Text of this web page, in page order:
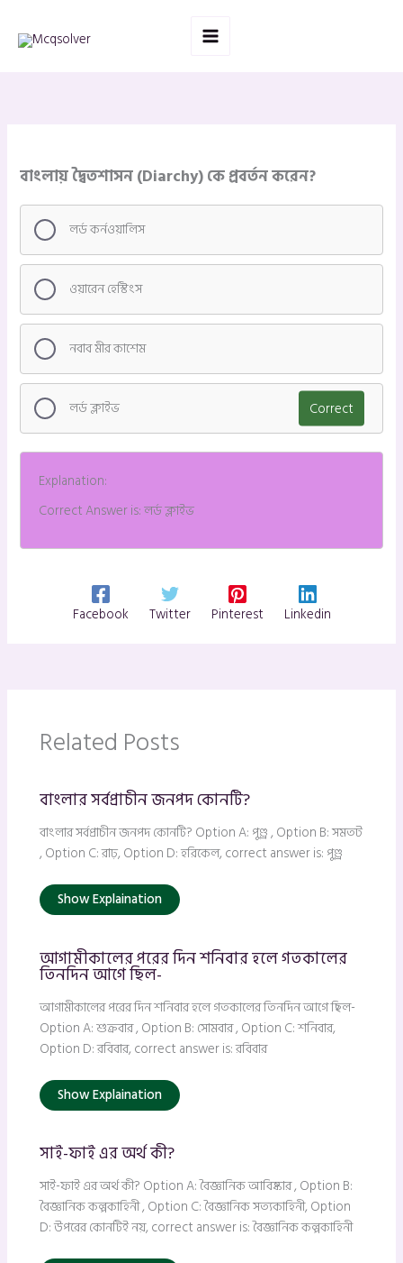
content
বাংলায় দ্বৈতশাসন (Diarchy) কে প্রবর্তন করেন?
লর্ড কর্নওয়ালিস
ওয়ারেন হেস্টিংস
নবাব মীর কাশেম
লর্ড ক্লাইভ Correct
Explanation:
Correct Answer is: লর্ড ক্লাইভ
Facebook Twitter Pinterest Linkedin
Related Posts
বাংলার সর্বপ্রাচীন জনপদ কোনটি?
বাংলার সর্বপ্রাচীন জনপদ কোনটি? Option A: পুণ্ড্র , Option B: সমতট
, Option C: রাঢ়, Option D: হরিকেল, correct answer is: পুণ্ড্র
Show Explaination
আগামীকালের পরের দিন শনিবার হলে গতকালের
তিনদিন আগে ছিল-
আগামীকালের পরের দিন শনিবার হলে গতকালের তিনদিন আগে ছিল-
Option A: শুক্রবার , Option B: সোমবার , Option C: শনিবার,
Option D: রবিবার, correct answer is: রবিবার
Show Explaination
সাই-ফাই এর অর্থ কী?
সাই-ফাই এর অর্থ কী? Option A: বৈজ্ঞানিক আবিষ্কার , Option B:
বৈজ্ঞানিক কল্পকাহিনী , Option C: বৈজ্ঞানিক সত্যকাহিনী, Option
D: উপরের কোনটিই নয়, correct answer is: বৈজ্ঞানিক কল্পকাহিনী